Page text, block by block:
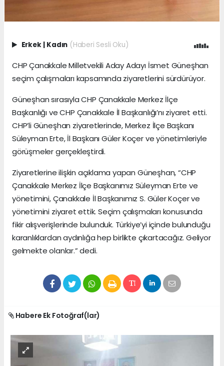
Erkek Kadın (Haberi Sesli Oku)
CHP Çanakkale Milletvekili Aday Adayı İsmet Güneşhan
seçim çalışmaları kapsamında ziyaretlerini sürdürüyor.
Güneşhan sırasıyla CHP Çanakkale Merkez İlçe
Başkanlığı ve CHP Çanakkale İl Başkanlığı’nı ziyaret etti.
CHP’li Güneşhan ziyaretlerinde, Merkez İlçe Başkanı
Süleyman Erte, İl Başkanı Güler Koçer ve yönetimleriyle
görüşmeler gerçekleştirdi.
Ziyaretlerine ilişkin açıklama yapan Güneşhan, “CHP
Çanakkale Merkez İlçe Başkanımız Süleyman Erte ve
yönetimini, Çanakkale İl Başkanımız S. Güler Koçer ve
yönetimini ziyaret ettik. Seçim çalışmaları konusunda
fikir alışverişlerinde bulunduk. Türkiye’yi içinde bulunduğu
karanlıklardan aydınlığa hep birlikte çıkartacağız. Geliyor
gelmekte olanlar.” dedi.
Habere Ek Fotoğraf(lar)